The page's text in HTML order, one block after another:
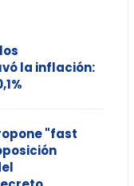
la inflación:
"fast